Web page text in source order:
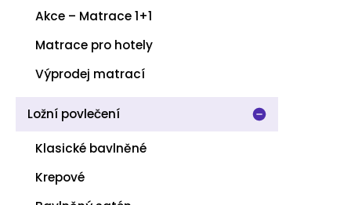
Akce – Matrace 1+1
Matrace pro hotely
Výprodej matrací
Ložní povlečení
Klasické bavlněné
Krepové